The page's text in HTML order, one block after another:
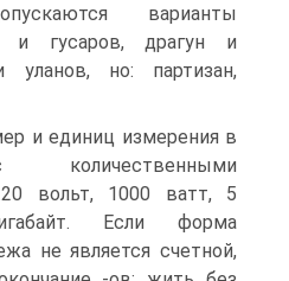
варианты
и гусаров, драгун и
уланов, но: партизан,
и единиц измерения в
вольт, 1000 ватт, 5
Если форма
не является счетной,